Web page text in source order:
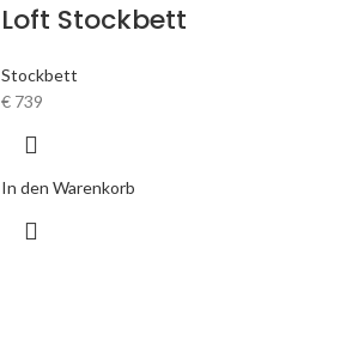
Loft Stockbett
Stockbett
€ 739
In den Warenkorb